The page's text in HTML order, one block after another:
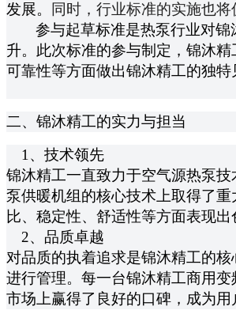
发展。
同时，行业标准的实施也
参与起草标准是热泵行业对
升。此次标准的参与制定，锦沐
可靠性等方面做出锦沐精工的独
二、锦沐精工的实力与担当
1、技术领先
锦沐精工一直致力于空气源热泵
泵供暖机组的核心技术上取得了
比、稳定性、舒适性等方面表现
2、品质卓越
对品质的执着追求是锦沐精工的
进行管理。每一台锦沐精工商用
市场上赢得了良好的口碑，成为用